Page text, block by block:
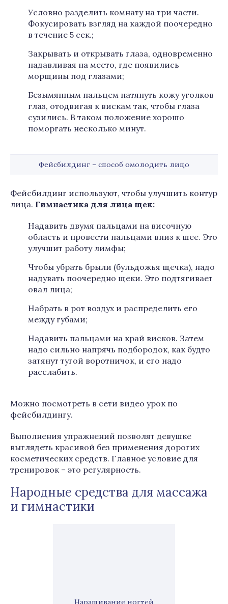
Условно разделить комнату на три части.
Фокусировать взгляд на каждой поочередно
в течение 5 сек.;
Закрывать и открывать глаза, одновременно
надавливая на место, где появились
морщины под глазами;
Безымянным пальцем натянуть кожу уголков
глаз, отодвигая к вискам так, чтобы глаза
сузились. В таком положение хорошо
поморгать несколько минут.
Фейсбилдинг – способ омолодить лицо
Фейсбилдинг используют, чтобы улучшить контур
лица. Гимнастика для лица щек:
Надавить двумя пальцами на височную
область и провести пальцами вниз к шее. Это
улучшит работу лимфы;
Чтобы убрать брыли (бульдожья щечка), надо
надувать поочередно щеки. Это подтягивает
овал лица;
Набрать в рот воздух и распределить его
между губами;
Надавить пальцами на край висков. Затем
надо сильно напрячь подбородок, как будто
затянут тугой воротничок, и его надо
расслабить.
Можно посмотреть в сети видео урок по
фейсбилдингу.
Выполнения упражнений позволят девушке
выглядеть красивой без применения дорогих
косметических средств. Главное условие для
тренировок – это регулярность.
Народные средства для массажа
и гимнастики
Наращивание ногтей